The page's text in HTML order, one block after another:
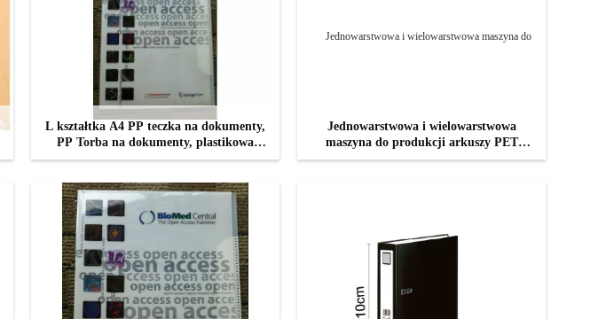
L kształtka A4 PP teczka na dokumenty,
PP Torba na dokumenty, plastikowa
torba na dokumenty A4
Jednowarstwowa i wielowarstwowa
maszyna do produkcji arkuszy PET
Maszyna współwytłaczająca o szerokości